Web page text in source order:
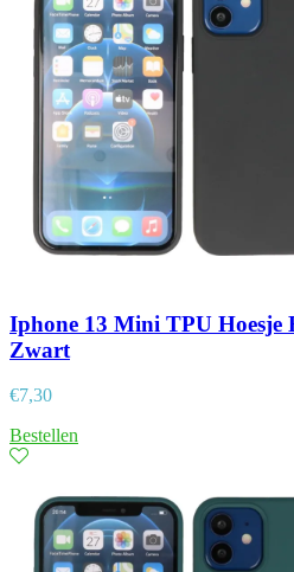
Iphone 13 Mini TPU Hoesje
Zwart
€7,30
Bestellen